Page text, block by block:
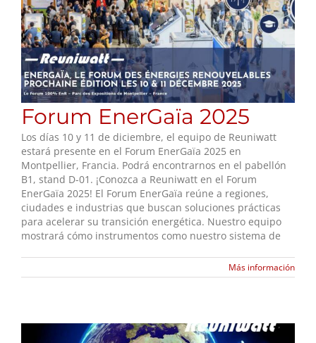
Forum EnerGaïa 2025
Los días 10 y 11 de diciembre, el equipo de Reuniwatt
estará presente en el Forum EnerGaïa 2025 en
Montpellier, Francia. Podrá encontrarnos en el pabellón
B1, stand D-01. ¡Conozca a Reuniwatt en el Forum
EnerGaïa 2025! El Forum EnerGaïa reúne a regiones,
ciudades e industrias que buscan soluciones prácticas
para acelerar su transición energética. Nuestro equipo
mostrará cómo instrumentos como nuestro sistema de
Más información